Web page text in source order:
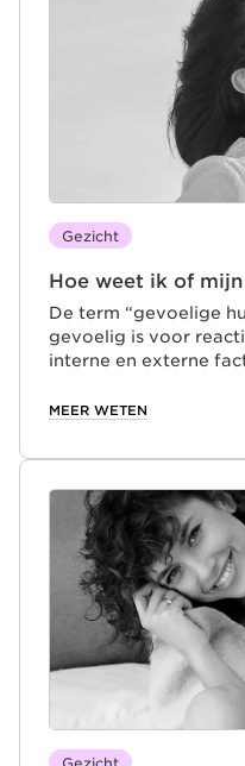
Gezicht
Hoe weet ik of
De term “gevoelige
gevoelig is voor
interne en externe
vervuiling,
upproduct met een
kunnen veroorzaken
van de huid kunnen
MEER WETEN